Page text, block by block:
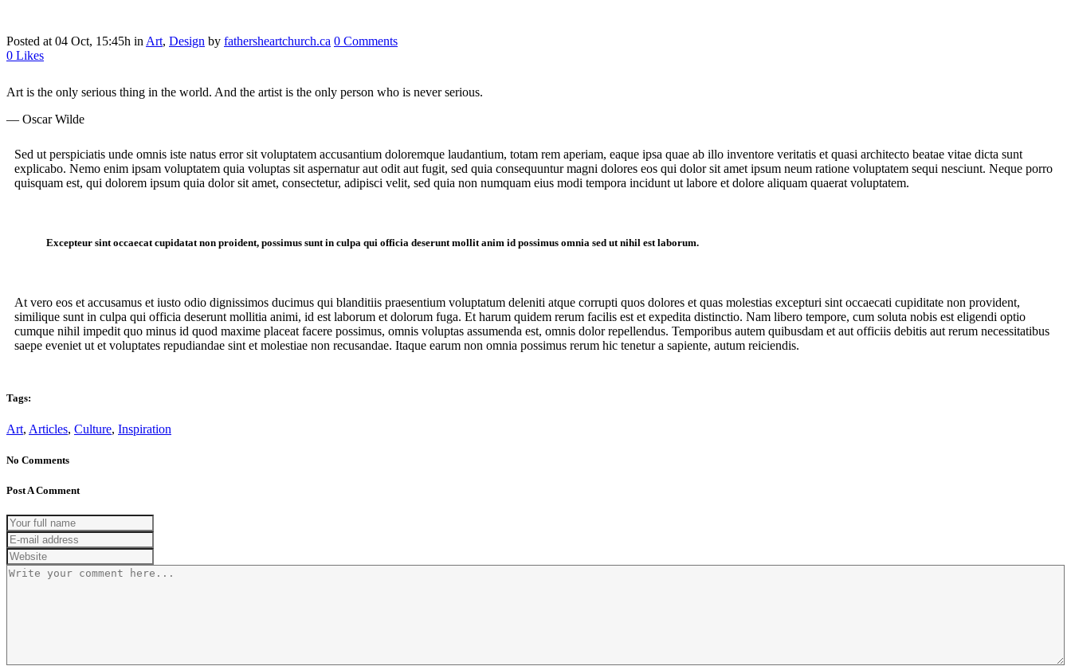
Posted at 04 Oct, 15:45h in Art, Design by fathersheartchurch.ca 0 Comments
0 Likes
Art is the only serious thing in the world. And the artist is the only person who is never serious.
— Oscar Wilde
Sed ut perspiciatis unde omnis iste natus error sit voluptatem accusantium doloremque laudantium, totam rem aperiam, eaque ipsa quae ab illo inventore veritatis et quasi architecto beatae vitae dicta sunt
explicabo. Nemo enim ipsam voluptatem quia voluptas sit aspernatur aut odit aut fugit, sed quia consequuntur magni dolores eos qui dolor sit amet ipsum neum ratione voluptatem sequi nesciunt. Neque porro
quisquam est, qui dolorem ipsum quia dolor sit amet, consectetur, adipisci velit, sed quia non numquam eius modi tempora incidunt ut labore et dolore aliquam quaerat voluptatem.
Excepteur sint occaecat cupidatat non proident, possimus sunt in culpa qui officia deserunt mollit anim id possimus omnia sed ut nihil est laborum.
At vero eos et accusamus et iusto odio dignissimos ducimus qui blanditiis praesentium voluptatum deleniti atque corrupti quos dolores et quas molestias excepturi sint occaecati cupiditate non provident,
similique sunt in culpa qui officia deserunt mollitia animi, id est laborum et dolorum fuga. Et harum quidem rerum facilis est et expedita distinctio. Nam libero tempore, cum soluta nobis est eligendi optio
cumque nihil impedit quo minus id quod maxime placeat facere possimus, omnis voluptas assumenda est, omnis dolor repellendus. Temporibus autem quibusdam et aut officiis debitis aut rerum necessitatibus
saepe eveniet ut et voluptates repudiandae sint et molestiae non recusandae. Itaque earum non omnia possimus rerum hic tenetur a sapiente, autum reiciendis.
Tags:
Art, Articles, Culture, Inspiration
No Comments
Post A Comment